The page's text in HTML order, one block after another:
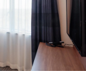
最大5％OFF
¥8,610~
¥ 8,179 ~
！朝食付き※27